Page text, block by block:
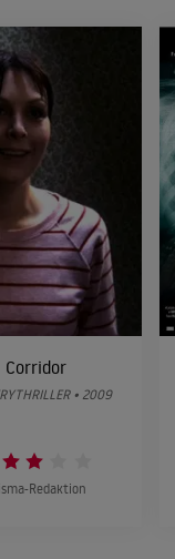
Corridor
• 2009
Redaktion